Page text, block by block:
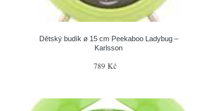
Dětský budík ø 15 cm Peekaboo Ladybug –
Karlsson
789 Kč